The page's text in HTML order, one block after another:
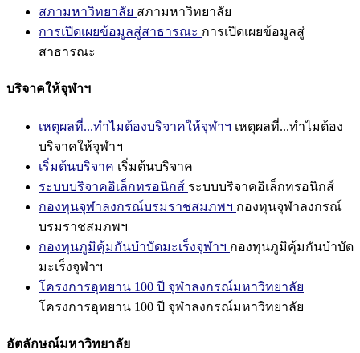
สภามหาวิทยาลัย สภามหาวิทยาลัย
การเปิดเผยข้อมูลสู่สาธารณะ การเปิดเผยข้อมูลสู่
สาธารณะ
บริจาคให้จุฬาฯ
เหตุผลที่...ทำไมต้องบริจาคให้จุฬาฯ เหตุผลที่...ทำไมต้อง
บริจาคให้จุฬาฯ
เริ่มต้นบริจาค เริ่มต้นบริจาค
ระบบบริจาคอิเล็กทรอนิกส์ ระบบบริจาคอิเล็กทรอนิกส์
กองทุนจุฬาลงกรณ์บรมราชสมภพฯ กองทุนจุฬาลงกรณ์
บรมราชสมภพฯ
กองทุนภูมิคุ้มกันบำบัดมะเร็งจุฬาฯ กองทุนภูมิคุ้มกันบำบัด
มะเร็งจุฬาฯ
โครงการอุทยาน 100 ปี จุฬาลงกรณ์มหาวิทยาลัย
โครงการอุทยาน 100 ปี จุฬาลงกรณ์มหาวิทยาลัย
อัตลักษณ์มหาวิทยาลัย